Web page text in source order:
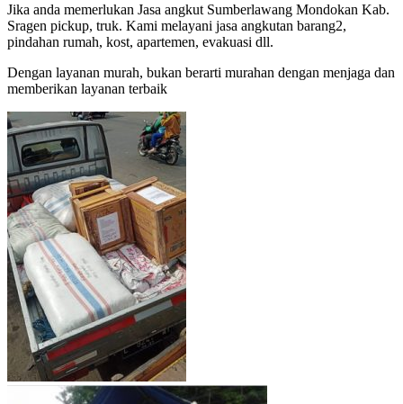
Jika anda memerlukan Jasa angkut Sumberlawang Mondokan Kab.
Sragen pickup, truk. Kami melayani jasa angkutan barang2,
pindahan rumah, kost, apartemen, evakuasi dll.
Dengan layanan murah, bukan berarti murahan dengan menjaga dan
memberikan layanan terbaik